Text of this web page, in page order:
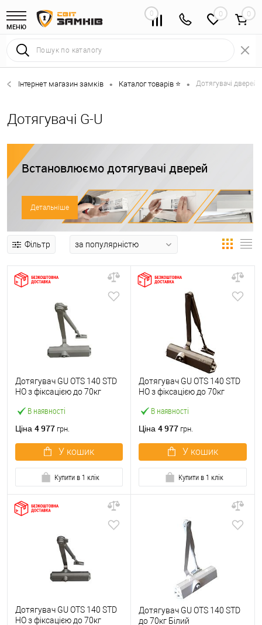
МЕНЮ
0 0
Інтернет магазин замків • Каталог товарів ⭐ • Дотягувачі дверей
Дотягувачі G-U
Встановлюємо дотягувачі дверей
Детальніше
Фільтр
В наявності
Дотягувач GU ОТS 140 STD
HO з фіксацією до 70кг
Ціна 4 977 грн.
У кошик
Купити в 1 клік
В наявності
Дотягувач GU ОТS 140 STD
HO з фіксацією до 70кг
Ціна 4 977 грн.
У кошик
Купити в 1 клік
Дотягувач GU ОТS 140 STD
HO з фіксацією до 70кг
Дотягувач GU ОТS 140 STD
до 70кг Білий